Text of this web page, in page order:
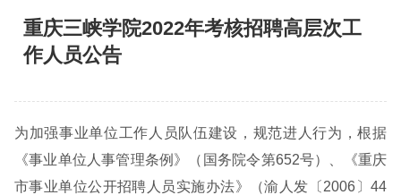
重庆三峡学院2022年考核招聘高层次工
作人员公告
为加强事业单位工作人员队伍建设，规范进人行为，根据
《事业单位人事管理条例》（国务院令第652号）、《重庆
市事业单位公开招聘人员实施办法》（渝人发〔2006〕44